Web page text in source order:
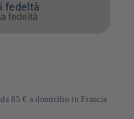
fedeltà
fedeltà
85 € a domicilio in Francia